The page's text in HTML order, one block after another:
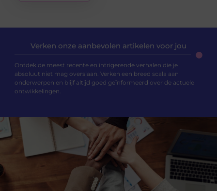
Verken onze aanbevolen artikelen voor jou
Ontdek de meest recente en intrigerende verhalen die je
absoluut niet mag overslaan. Verken een breed scala aan
onderwerpen en blijf altijd goed geïnformeerd over de actuele
ontwikkelingen.